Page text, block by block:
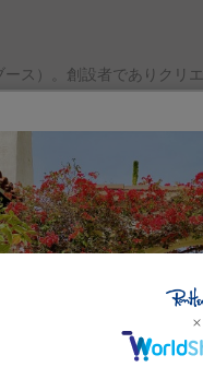
ス）。創設者でありクリ
チーフにした存在感のあ